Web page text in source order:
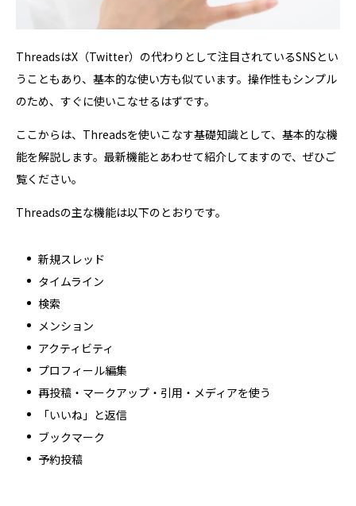
ThreadsはX（Twitter）の代わりとして注目されているSNSとい
うこともあり、基本的な使い方も似ています。操作性もシンプル
のため、すぐに使いこなせるはずです。
ここからは、Threadsを使いこなす基礎知識として、基本的な機
能を解説します。最新機能とあわせて紹介してますので、ぜひご
覧ください。
Threadsの主な機能は以下のとおりです。
新規スレッド
タイムライン
検索
メンション
アクティビティ
プロフィール編集
再投稿・マークアップ・引用・メディアを使う
「いいね」と返信
ブックマーク
予約投稿